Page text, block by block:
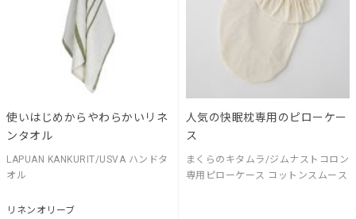
使いはじめからやわらかいリネ
ンタオル
LAPUAN KANKURIT/USVA ハンドタ
オル
リネンオリーブ
人気の快眠枕専用のピローケー
ス
まくらのキタムラ/ジムナストコロン
専用ピローケース コットンスムース